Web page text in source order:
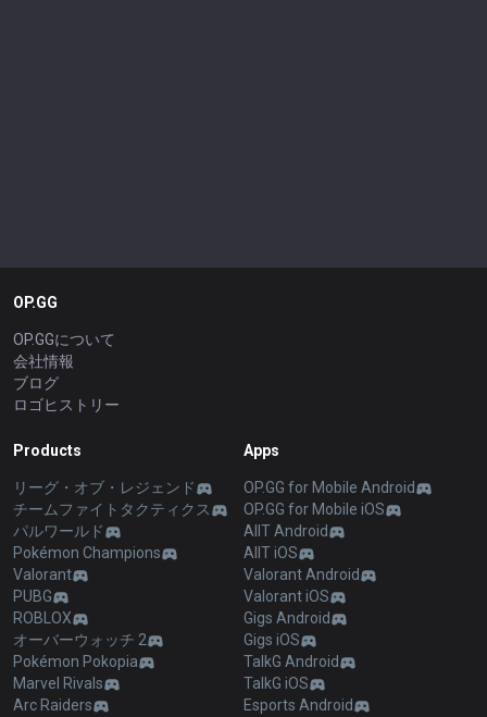
OP.GG
OP.GGについて
会社情報
ブログ
ロゴヒストリー
Products
リーグ・オブ・レジェンド
チームファイトタクティクス
パルワールド
Pokémon Champions
Valorant
PUBG
ROBLOX
オーバーウォッチ 2
Pokémon Pokopia
Marvel Rivals
Arc Raiders
Apps
OP.GG for Mobile Android
OP.GG for Mobile iOS
AllT Android
AllT iOS
Valorant Android
Valorant iOS
Gigs Android
Gigs iOS
TalkG Android
TalkG iOS
Esports Android